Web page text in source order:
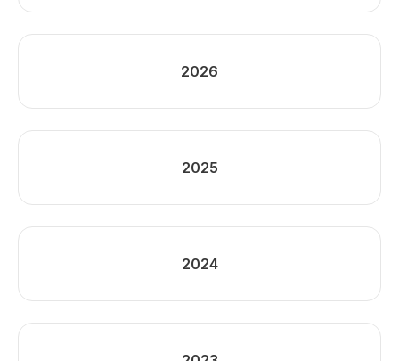
2026
2025
2024